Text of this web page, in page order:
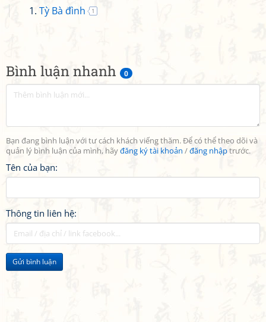
Bình luận nhanh 0
Bạn đang bình luận với tư cách khách viếng thăm. Để có thể theo dõi và
quản lý bình luận của mình, hãyđăng ký tài khoản /đăng nhậptrước.
Tên của bạn:
Thông tin liên hệ:
Gửi bình luận
Tỳ Bà đình 1